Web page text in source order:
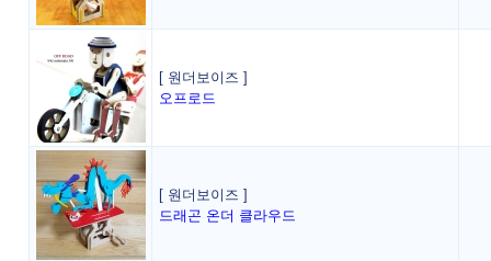
[ 원더보이즈 ]
오프로드
[ 원더보이즈 ]
드래곤 온더 클라우드